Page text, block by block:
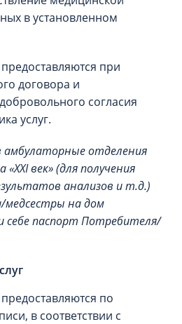
в установленном
при
договора и
согласия
услуг.
отделения
век» (для получения
анализов и т.д.)
медсестры на дом
себе паспорт Потребителя/
по
в соответствии с